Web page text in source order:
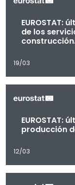
EUROSTAT:
de los
19/03
EUROSTAT:
producción
12/03